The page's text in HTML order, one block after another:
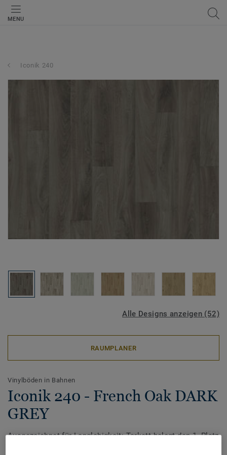
MENU
Iconik 240
Alle Designs anzeigen (52)
RAUMPLANER
Vinylböden in Bahnen
Iconik 240 - French Oak DARK
GREY
Ausgezeichnet für Langlebigkeit: Tarkett belegt den 1. Platz